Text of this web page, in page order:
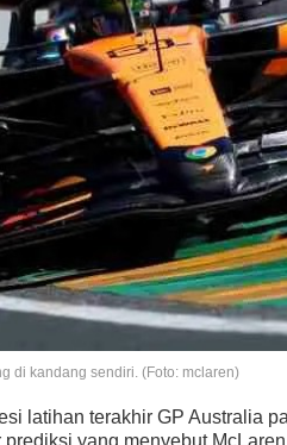
di kandang sendiri. (Foto: mclaren)
latihan terakhir GP Australia
yang menyebut